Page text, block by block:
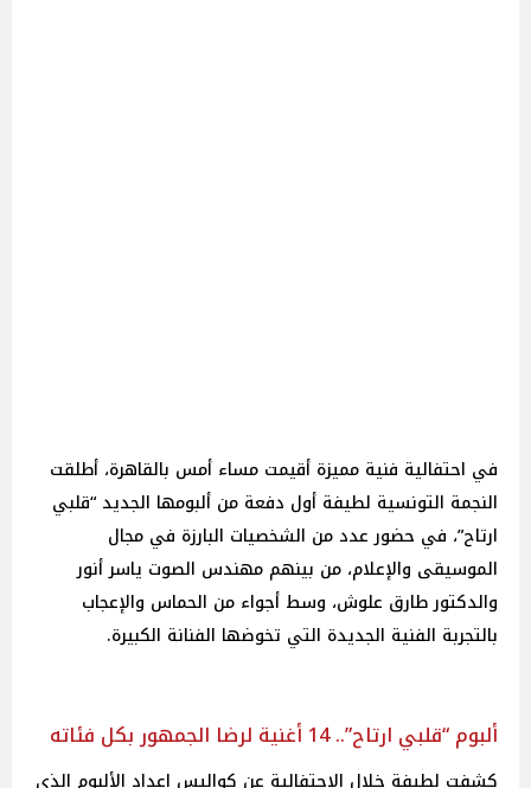
في احتفالية فنية مميزة أقيمت مساء أمس بالقاهرة، أطلقت
النجمة التونسية لطيفة أول دفعة من ألبومها الجديد “قلبي
ارتاح”، في حضور عدد من الشخصيات البارزة في مجال
الموسيقى والإعلام، من بينهم مهندس الصوت ياسر أنور
والدكتور طارق علوش، وسط أجواء من الحماس والإعجاب
بالتجربة الفنية الجديدة التي تخوضها الفنانة الكبيرة.
ألبوم “قلبي ارتاح”.. 14 أغنية لرضا الجمهور بكل فئاته
كشفت لطيفة خلال الاحتفالية عن كواليس إعداد الألبوم الذي